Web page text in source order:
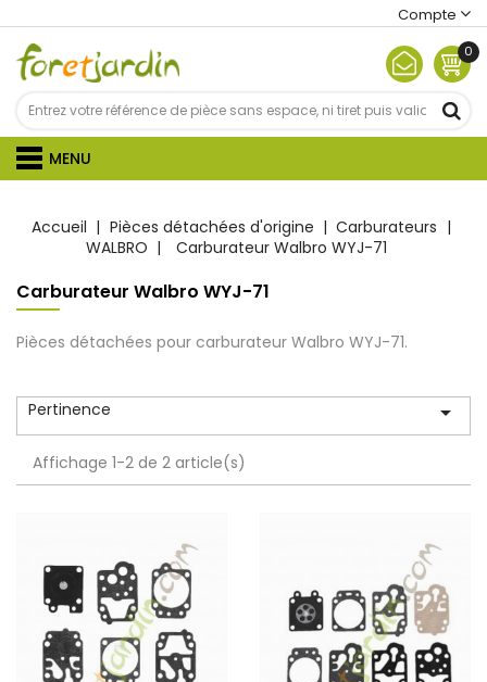
Compte
0
MENU
Accueil Pièces détachées d'origine
Carburateurs
WALBRO
Carburateur Walbro WYJ-71
Carburateur Walbro WYJ-71
Pièces détachées pour carburateur Walbro WYJ-71.
Pertinence 
Affichage 1-2 de 2 article(s)